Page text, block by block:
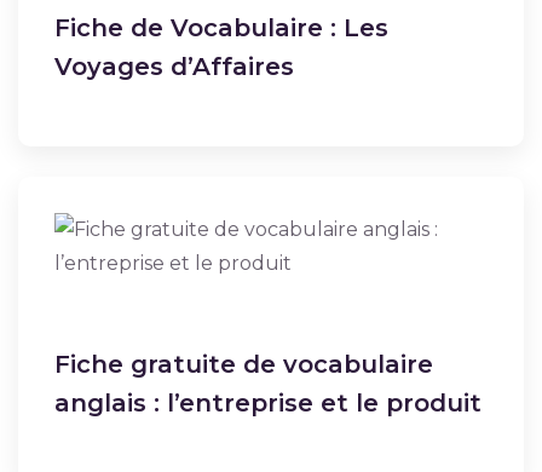
Fiche de Vocabulaire : Les
Voyages d’Affaires
Fiche gratuite de vocabulaire
anglais : l’entreprise et le produit